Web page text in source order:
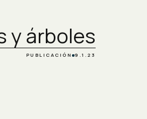
y árboles
PUBLICACIÓN 9.1.23